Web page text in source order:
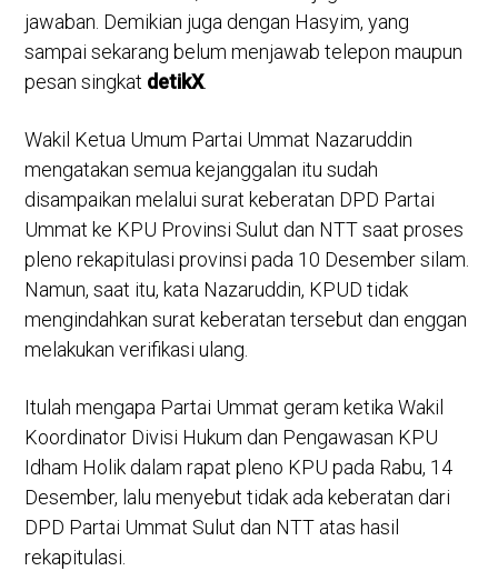
jawaban. Demikian juga dengan Hasyim, yang
sampai sekarang belum menjawab telepon maupun
pesan singkat detikX.
Wakil Ketua Umum Partai Ummat Nazaruddin
mengatakan semua kejanggalan itu sudah
disampaikan melalui surat keberatan DPD Partai
Ummat ke KPU Provinsi Sulut dan NTT saat proses
pleno rekapitulasi provinsi pada 10 Desember silam.
Namun, saat itu, kata Nazaruddin, KPUD tidak
mengindahkan surat keberatan tersebut dan enggan
melakukan verifikasi ulang.
Itulah mengapa Partai Ummat geram ketika Wakil
Koordinator Divisi Hukum dan Pengawasan KPU
Idham Holik dalam rapat pleno KPU pada Rabu, 14
Desember, lalu menyebut tidak ada keberatan dari
DPD Partai Ummat Sulut dan NTT atas hasil
rekapitulasi.